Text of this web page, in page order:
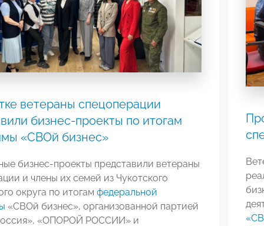
ветераны спецоперации
бизнес-проекты по итогам
«СВОй бизнес»
бизнес-проекты представили ветераны
и члены их семей из Чукотского
округа по итогам федеральной
«СВОй бизнес», организованной партией
«ОПОРОЙ РОССИИ» и